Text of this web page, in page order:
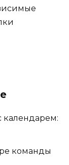
календарем:
команды